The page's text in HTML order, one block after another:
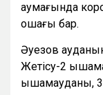
аумағында
ошағы бар.
Әуезов
Жетісу-2
ықшамауданы,